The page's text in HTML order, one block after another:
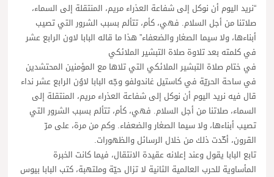
“نريد اليوم أن نوكل إلى شفاعة العذراء مريم، المنتقلة إلى السماء،
صلاتنا من أجل السلام. فهي، كأم، تتألم بسبب الشرور التي تصيب
أبناءها، ولا سيما الصغار والضعفاء” هذا ما قاله البابا لاون الرابع عشر
في كلمته بعد تلاوة صلاة التبشير الملائكي
في ختام صلاة التبشير الملائكي التي تلاها مع المؤمنين المحتشدين
في ساحة الحريّة في كاستيل غاندولفو وجّه البابا لاوُن الرابع عشر نداء
قال فيه نريد اليوم أن نوكل إلى شفاعة العذراء مريم، المنتقلة إلى
السماء، صلاتنا من أجل السلام. فهي، كأم، تتألم بسبب الشرور التي
تصيب أبناءها، ولا سيما الصغار والضعفاء. وكم من مرة، على مرّ
القرون، أكّدت ذلك من خلال الرسائل والظهورات.
تابع البابا يقول وعند إعلانه عقيدة الانتقال، فيما كانت الخبرة
المأساوية للحرب العالمية الثانية لا تزال حيّة وملتهبة، كتب البابا بيوس